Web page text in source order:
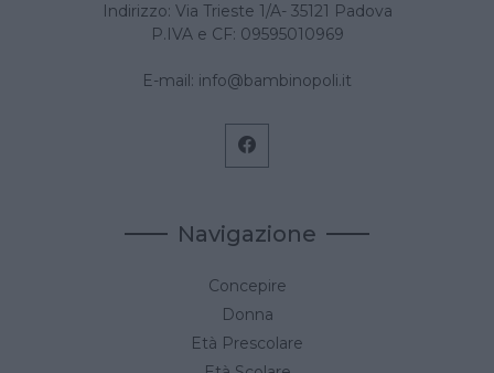
Indirizzo: Via Trieste 1/A- 35121 Padova
P.IVA e CF: 09595010969
E-mail: info@bambinopoli.it
Navigazione
Concepire
Donna
Età Prescolare